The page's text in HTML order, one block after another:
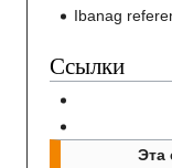
Ibanag
Ссылки
Эта